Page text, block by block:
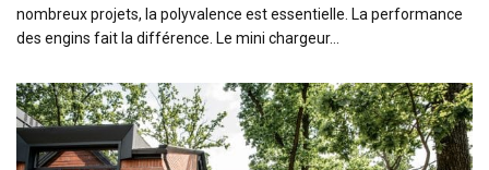
nombreux projets, la polyvalence est essentielle. La performance
des engins fait la différence. Le mini chargeur…